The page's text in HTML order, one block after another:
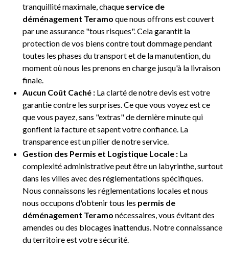
tranquillité maximale, chaque service de
déménagement Teramo que nous offrons est couvert
par une assurance "tous risques". Cela garantit la
protection de vos biens contre tout dommage pendant
toutes les phases du transport et de la manutention, du
moment où nous les prenons en charge jusqu'à la livraison
finale.
Aucun Coût Caché : La clarté de notre devis est votre
garantie contre les surprises. Ce que vous voyez est ce
que vous payez, sans "extras" de dernière minute qui
gonflent la facture et sapent votre confiance. La
transparence est un pilier de notre service.
Gestion des Permis et Logistique Locale : La
complexité administrative peut être un labyrinthe, surtout
dans les villes avec des réglementations spécifiques.
Nous connaissons les réglementations locales et nous
nous occupons d'obtenir tous les permis de
déménagement Teramo nécessaires, vous évitant des
amendes ou des blocages inattendus. Notre connaissance
du territoire est votre sécurité.